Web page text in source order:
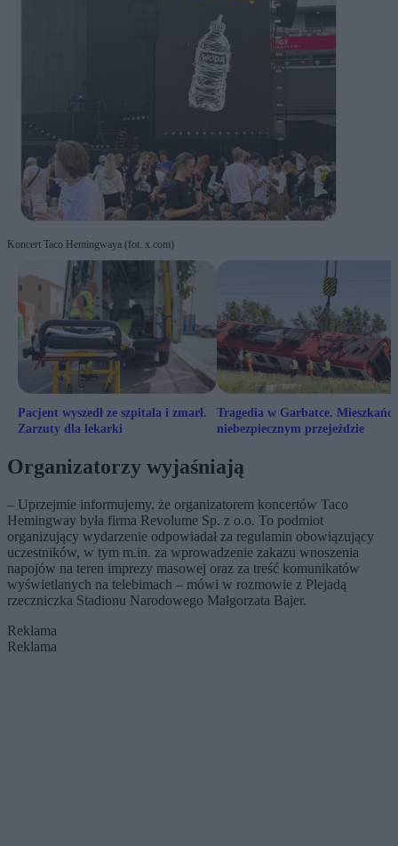
Koncert Taco Hemingwaya (fot. x.com)
Pacjent wyszedł ze szpitala i zmarł.
Zarzuty dla lekarki
Tragedia w Garbatce.
niebezpiecznym przejeździe
Organizatorzy wyjaśniają
– Uprzejmie informujemy, że organizatorem koncertów Taco
Hemingway była firma Revolume Sp. z o.o. To podmiot
organizujący wydarzenie odpowiadał za regulamin obowiązujący
uczestników, w tym m.in. za wprowadzenie zakazu wnoszenia
napojów na teren imprezy masowej oraz za treść komunikatów
wyświetlanych na telebimach – mówi w rozmowie z Plejadą
rzeczniczka Stadionu Narodowego Małgorzata Bajer.
Reklama
Reklama